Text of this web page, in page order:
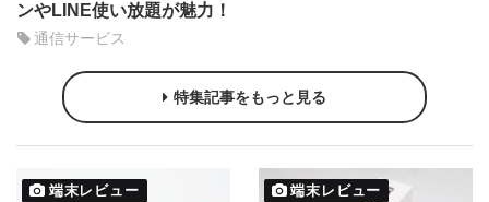
ンやLINE使い放題が魅力！
通信サービス
特集記事をもっと見る
端末レビュー 端末レビュー